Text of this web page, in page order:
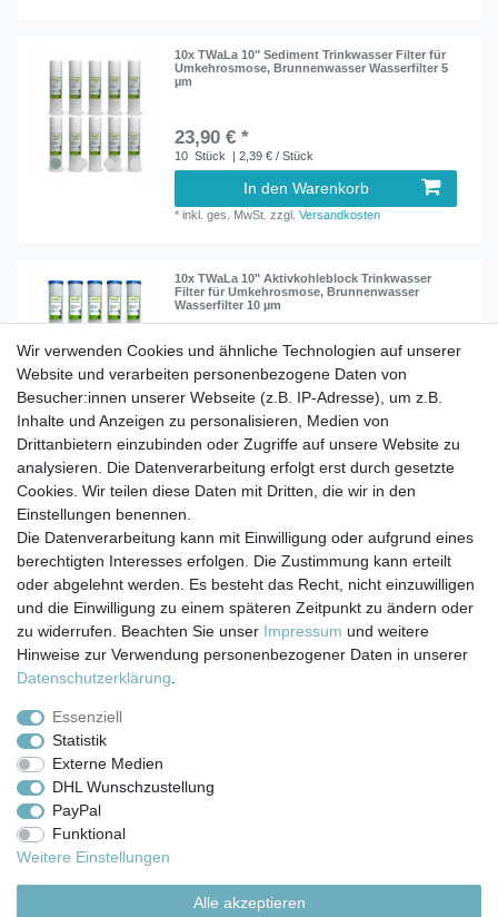
10x TWaLa 10" Sediment Trinkwasser Filter für
Umkehrosmose, Brunnenwasser Wasserfilter 5
µm
23,90 € *
10 Stück | 2,39 € / Stück
In den Warenkorb
*inkl. ges. MwSt. zzgl.Versandkosten
10x TWaLa 10" Aktivkohleblock Trinkwasser
Filter für Umkehrosmose, Brunnenwasser
Wasserfilter 10 µm
34,90 € *
10 Stück | 3,49 € / Stück
In den Warenkorb
*inkl. ges. MwSt.zzgl. Versandkosten
Impressum Daten­schutz­erklärung AGB
Barrierefreiheitserklärung Widerrufs­recht
Versand- & Zahlungsbedingungen
Wir verwenden Cookies und ähnliche Technologien auf unserer
Website und verarbeiten personenbezogene Daten von
Besucher:innen unserer Webseite (z.B. IP-Adresse), um z.B.
Inhalte und Anzeigen zu personalisieren, Medien von
Drittanbietern einzubinden oder Zugriffe auf unsere Website zu
analysieren. Die Datenverarbeitung erfolgt erst durch gesetzte
Cookies. Wir teilen diese Daten mit Dritten, die wir in den
Einstellungen benennen.
Die Datenverarbeitung kann mit Einwilligung oder aufgrund eines
berechtigten Interesses erfolgen. Die Zustimmung kann erteilt
oder abgelehnt werden. Es besteht das Recht, nicht einzuwilligen
und die Einwilligung zu einem späteren Zeitpunkt zu ändern oder
zu widerrufen. Beachten Sie unser Impressum und weitere
Hinweise zur Verwendung personenbezogener Daten in unserer
Daten­schutz­erklärung
Essenziell
Statistik
Externe Medien
DHL Wunschzustellung
PayPal
Funktional
Weitere Einstellungen
Alle akzeptieren